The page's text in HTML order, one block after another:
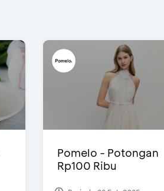
Pomelo - Potongan
Rp100 Ribu